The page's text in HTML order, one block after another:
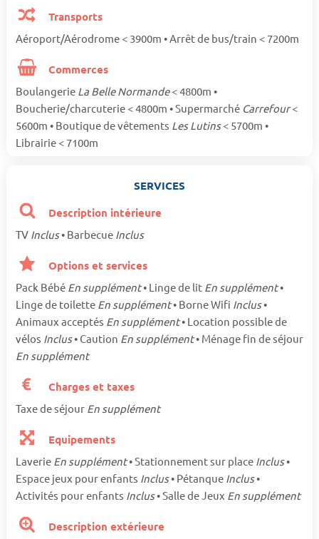
Transports
Aéroport/Aérodrome < 3900m • Arrêt de bus/train < 7200m
Commerces
Boulangerie La Belle Normande< 4800m •
Boucherie/charcuterie < 4800m • Supermarché Carrefour<
5600m • Boutique de vêtements Les Lutins< 5700m •
Librairie < 7100m
SERVICES
Description intérieure
TV Inclus• Barbecue Inclus
Options et services
Pack Bébé En supplément• Linge de lit En supplément•
Linge de toilette En supplément• Borne Wifi Inclus•
Animaux acceptés En supplément• Location possible de
vélos Inclus• Caution En supplément• Ménage fin de séjour
En supplément
Charges et taxes
Taxe de séjour En supplément
Equipements
Laverie En supplément• Stationnement sur place Inclus•
Espace jeux pour enfants Inclus• Pétanque Inclus•
Activités pour enfants Inclus• Salle de Jeux En supplément
Description extérieure